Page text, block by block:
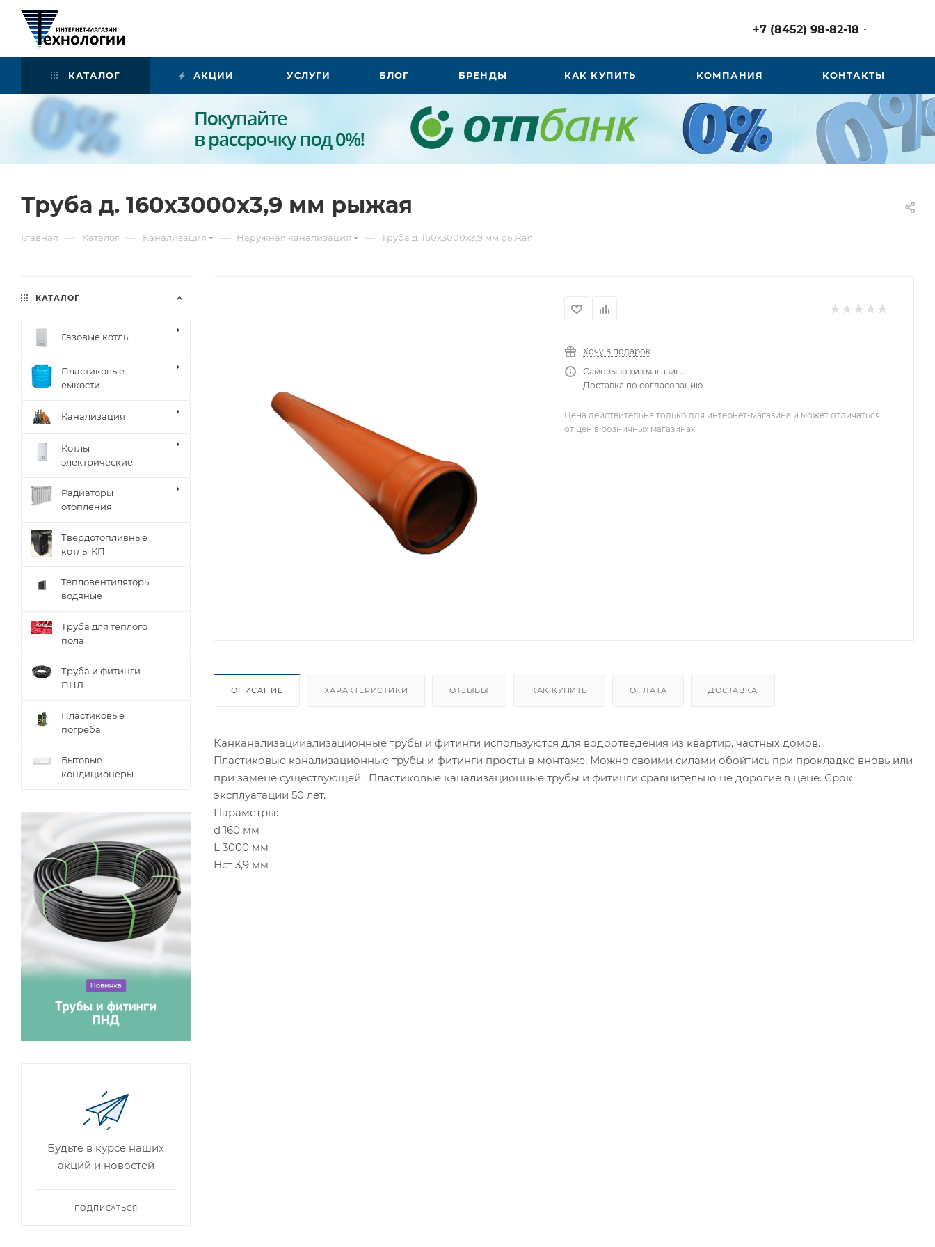
+7 (8452) 98-82-18
КАТАЛОГ АКЦИИ УСЛУГИ БЛОГ БРЕНДЫ КАК КУПИТЬ КОМПАНИЯ КОНТАКТЫ
Труба д. 160х3000х3,9 мм рыжая
Главная — Каталог — Канализация — Наружная канализация — Труба д. 160х3000х3,9 мм рыжая
Хочу в подарок
Самовывоз из магазина
Доставка по согласованию
Цена действительна только для интернет-магазина и может отличаться
от цен в розничных магазинах
ОПИСАНИЕ ХАРАКТЕРИСТИКИ ОТЗЫВЫ КАК КУПИТЬ ОПЛАТА ДОСТАВКА
Канканализацииализационные трубы и фитинги используются для водоотведения из квартир, частных домов.
Пластиковые канализационные трубы и фитинги просты в монтаже. Можно своими силами обойтись при прокладке вновь или
при замене существующей . Пластиковые канализационные трубы и фитинги сравнительно не дорогие в цене. Срок
эксплуатации 50 лет.
Параметры:
d 160 мм
L 3000 мм
Hст 3,9 мм
КАТАЛОГ
Газовые котлы
Пластиковые
емкости
Канализация
Котлы
электрические
Радиаторы
отопления
Твердотопливные
котлы КП
Тепловентиляторы
водяные
Труба для теплого
пола
Труба и фитинги
ПНД
Пластиковые
погреба
Бытовые
кондиционеры
Будьте в курсе наших
акций и новостей
ПОДПИСАТЬСЯ